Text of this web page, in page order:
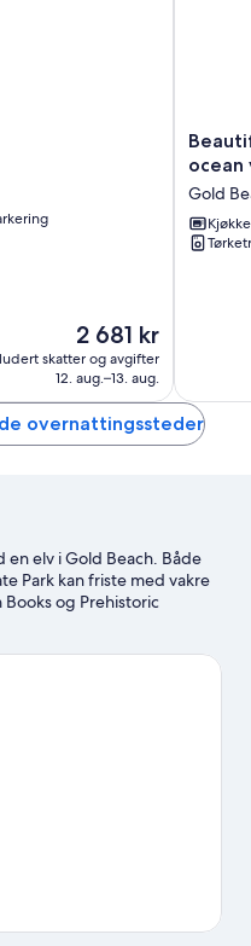
Prisen
2 681 kr
2 681 kr
skatter og avgifter
12. aug.–13. aug.
partial
ocean
ocean
Gold
overnattingssteder
elv i Gold Beach. Både
Park kan friste med vakre
og Prehistoric
Kajakkpadling og
gjennom turer til fots eller